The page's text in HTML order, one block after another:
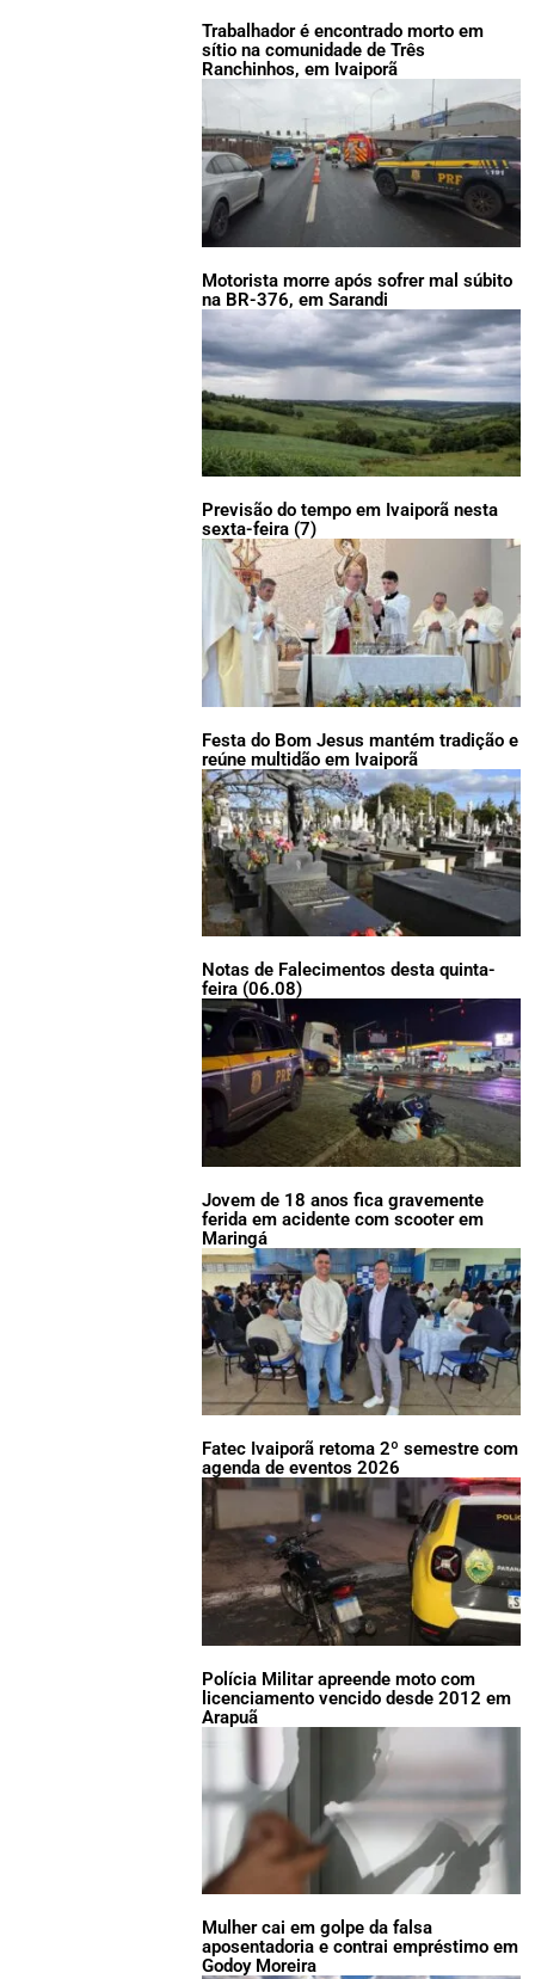
Trabalhador é encontrado morto em
sítio na comunidade de Três
Ranchinhos, em Ivaiporã
Motorista morre após sofrer mal súbito
na BR-376, em Sarandi
Previsão do tempo em Ivaiporã nesta
sexta-feira (7)
Festa do Bom Jesus mantém tradição e
reúne multidão em Ivaiporã
Notas de Falecimentos desta quinta-
feira (06.08)
Jovem de 18 anos fica gravemente
ferida em acidente com scooter em
Maringá
Fatec Ivaiporã retoma 2º semestre com
agenda de eventos 2026
Polícia Militar apreende moto com
licenciamento vencido desde 2012 em
Arapuã
Mulher cai em golpe da falsa
aposentadoria e contrai empréstimo em
Godoy Moreira